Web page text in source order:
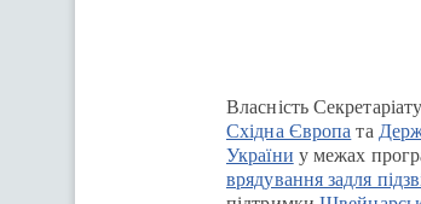
Власність
Східна Європа та
України у межах
врядування задля